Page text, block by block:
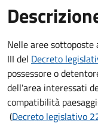
Nelle aree
III del Decreto
possessore o
dell'area interessati
compatibilità
(Decreto legislativo